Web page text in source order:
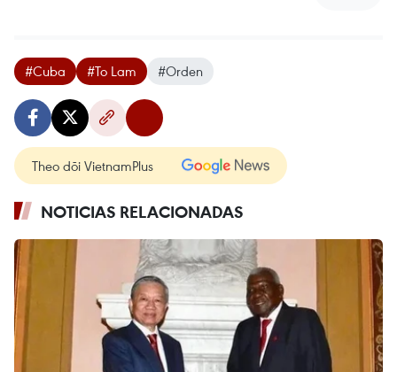
#Cuba #To Lam #Orden
Theo dõi VietnamPlus
NOTICIAS RELACIONADAS